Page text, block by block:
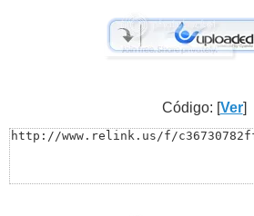
Código: [ Ver]
http://www.relink.us/f/